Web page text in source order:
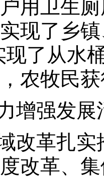
用卫生
现了乡
现了从水
农牧民
增强发展
改革扎实
改革、